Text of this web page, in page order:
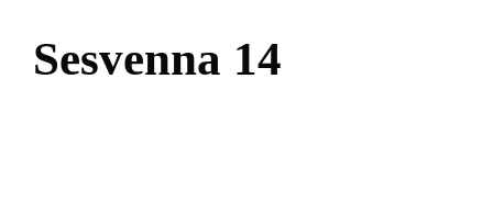
Sesvenna 14